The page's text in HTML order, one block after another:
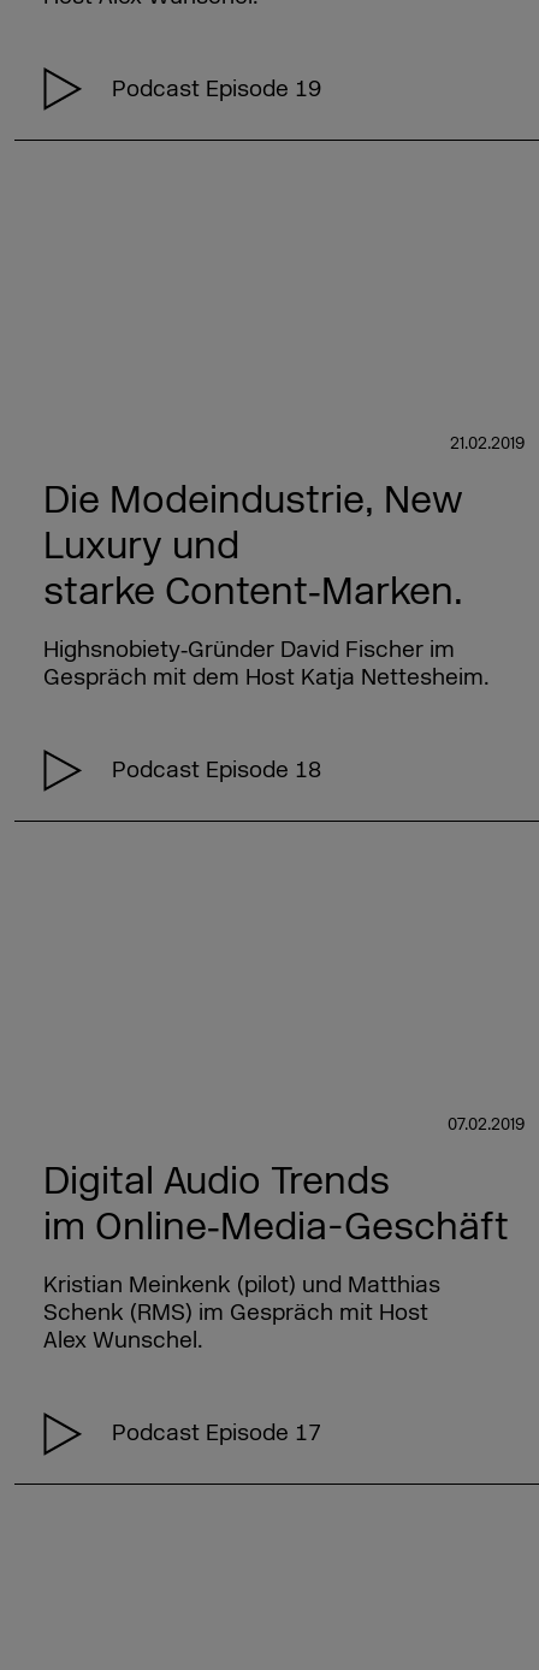
Podcast Episode 19
21.02.2019
Die Modeindustrie, New
Luxury und
starke Content‑Marken.
Highsnobiety‑Gründer David Fischer im
Gespräch mit dem Host Katja Nettesheim.
Podcast Episode 18
07.02.2019
Digital Audio Trends
im Online‑Media-Geschäft
Kristian Meinkenk (pilot) und Matthias
Schenk (RMS) im Gespräch mit Host
Alex Wunschel.
Podcast Episode 17